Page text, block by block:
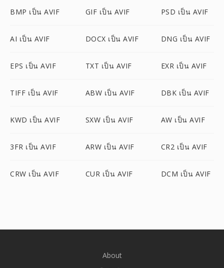
BMP เป็น AVIF GIF เป็น AVIF PSD เป็น AVIF
AI เป็น AVIF DOCX เป็น AVIF DNG เป็น AVIF
EPS เป็น AVIF TXT เป็น AVIF EXR เป็น AVIF
TIFF เป็น AVIF ABW เป็น AVIF DBK เป็น AVIF
KWD เป็น AVIF SXW เป็น AVIF AW เป็น AVIF
3FR เป็น AVIF ARW เป็น AVIF CR2 เป็น AVIF
CRW เป็น AVIF CUR เป็น AVIF DCM เป็น AVIF
About